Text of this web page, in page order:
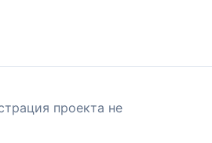
проекта не